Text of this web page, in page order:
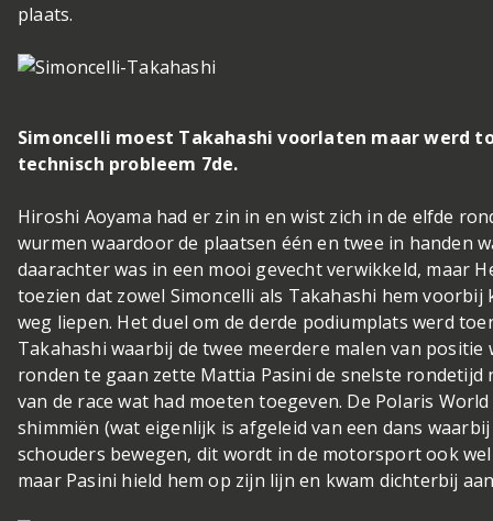
plaats.
Simoncelli moest Takahashi voorlaten maar werd
technisch probleem 7de.
Hiroshi Aoyama had er zin in en wist zich in de elfde
wurmen waardoor de plaatsen één en twee in handen
daarachter was in een mooi gevecht verwikkeld, maar
toezien dat zowel Simoncelli als Takahashi hem voorbij
weg liepen. Het duel om de derde podiumplats werd
Takahashi waarbij de twee meerdere malen van positie
ronden te gaan zette Mattia Pasini de snelste rondetijd
van de race wat had moeten toegeven. De Polaris
shimmiën (wat eigenlijk is afgeleid van een dans
schouders bewegen, dit wordt in de motorsport ook
maar Pasini hield hem op zijn lijn en kwam dichterbij